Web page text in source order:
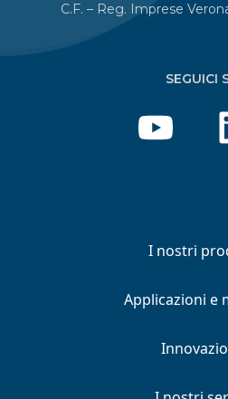
C.F. – Reg. Imprese
SEGUICI
I nostri
Applicazioni e